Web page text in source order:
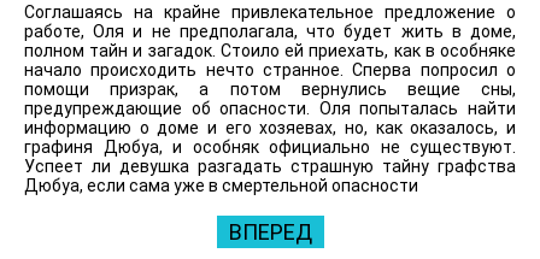
Соглашаясь на крайне привлекательное предложение о
работе, Оля и не предполагала, что будет жить в доме,
полном тайн и загадок. Стоило ей приехать, как в особняке
начало происходить нечто странное. Сперва попросил о
помощи призрак, а потом вернулись вещие сны,
предупреждающие об опасности. Оля попыталась найти
информацию о доме и его хозяевах, но, как оказалось, и
графиня Дюбуа, и особняк официально не существуют.
Успеет ли девушка разгадать страшную тайну графства
Дюбуа, если сама уже в смертельной опасности
ВПЕРЕД